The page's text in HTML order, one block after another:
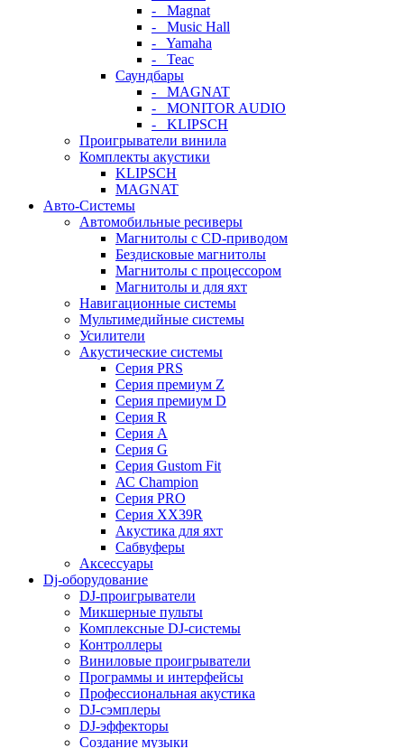
- Magnat
- Music Hall
- Yamaha
- Teac
Саундбары
- MAGNAT
- MONITOR AUDIO
- KLIPSCH
Проигрыватели винила
Комплекты акустики
KLIPSCH
MAGNAT
Авто-Системы
Автомобильные ресиверы
Магнитолы с CD-приводом
Бездисковые магнитолы
Магнитолы с процессором
Магнитолы и для яхт
Навигационные системы
Мультимедийные системы
Усилители
Акустические системы
Cерия PRS
Cерия премиум Z
Cерия премиум D
Cерия R
Cерия A
Cерия G
Cерия Gustom Fit
АС Champion
Cерия PRO
Cерия XX39R
Акустика для яхт
Сабвуферы
Аксессуары
Dj-оборудование
DJ-проигрыватели
Микшерные пульты
Комплексные DJ-системы
Контроллеры
Виниловые проигрыватели
Программы и интерфейсы
Профессиональная акустика
DJ-сэмплеры
DJ-эффекторы
Создание музыки